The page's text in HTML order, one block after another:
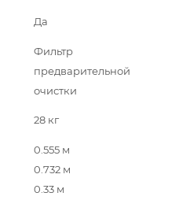
Да
Фильтр
предварительной
очистки
28 кг
0.555 м
0.732 м
0.33 м